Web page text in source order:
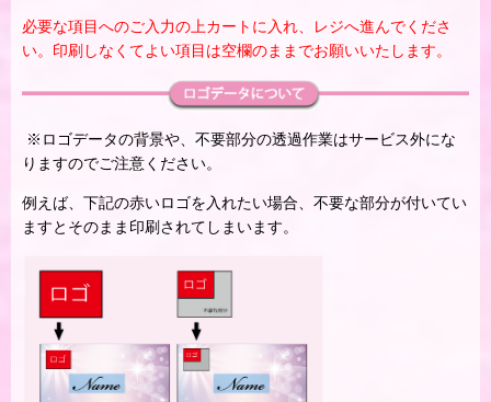
必要な項目へのご入力の上カートに入れ、レジへ進んでくださ
い。印刷しなくてよい項目は空欄のままでお願いいたします。
※ロゴデータの背景や、不要部分の透過作業はサービス外にな
りますのでご注意ください。
例えば、下記の赤いロゴを入れたい場合、不要な部分が付いてい
ますとそのまま印刷されてしまいます。